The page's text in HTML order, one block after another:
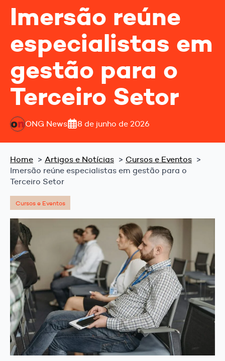
Imersão reúne
especialistas em
gestão para o
Terceiro Setor
ONG News 8 de junho de 2026
Home Artigos e Notícias
Cursos e Eventos
Imersão reúne especialistas em gestão para o
Terceiro Setor
Cursos e Eventos